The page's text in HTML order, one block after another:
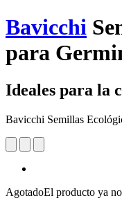
Bavicchi
para
Ideales para la
Bavicchi Semillas
AgotadoEl producto ya